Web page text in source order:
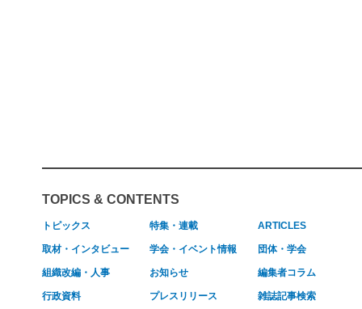
TOPICS & CONTENTS
トピックス 特集・連載 ARTICLES
取材・インタビュー 学会・イベント情報 団体・学会
組織改編・人事 お知らせ 編集者コラム
行政資料 プレスリリース 雑誌記事検索